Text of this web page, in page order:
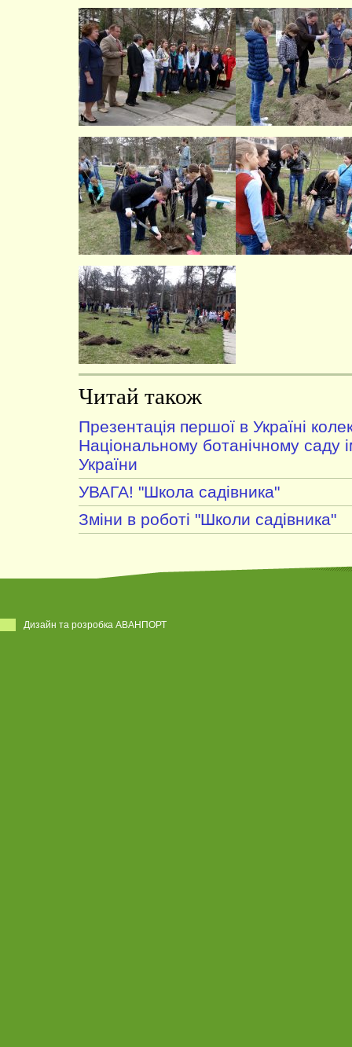
Читай також
Презентація першої в Україні
Національному ботанічному
України
УВАГА! "Школа садівника"
Зміни в роботі "Школи садівника"
Дизайн та розробка АВАНПОРТ